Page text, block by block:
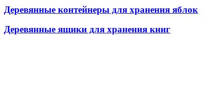
Деревянные контейнеры для хранения яблок
Деревянные ящики для хранения книг